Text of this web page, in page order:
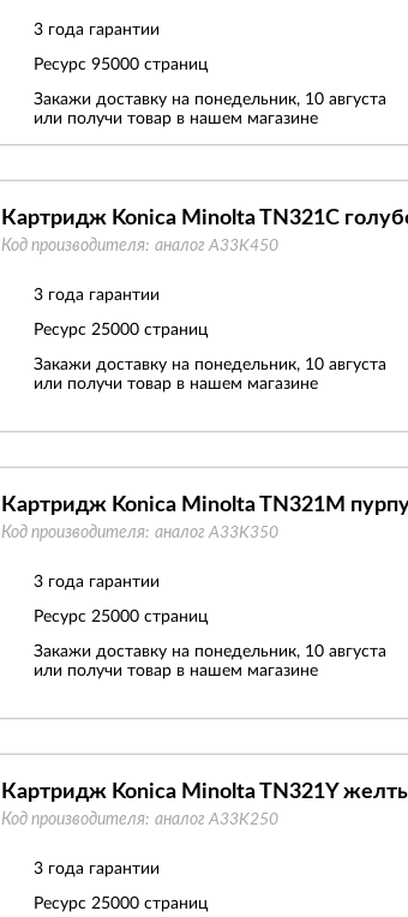
3 года гарантии
Ресурс 95000 страниц
Закажи доставку на понедельник, 10 августа
или получи товар в нашем магазине
Картридж Konica Minolta TN321C
Код производителя: аналог A33K450
3 года гарантии
Ресурс 25000 страниц
Закажи доставку на понедельник, 10 августа
или получи товар в нашем магазине
Картридж Konica Minolta TN321M
Код производителя: аналог A33K350
3 года гарантии
Ресурс 25000 страниц
Закажи доставку на понедельник, 10 августа
или получи товар в нашем магазине
Картридж Konica Minolta TN321Y
Код производителя: аналог A33K250
3 года гарантии
Ресурс 25000 страниц